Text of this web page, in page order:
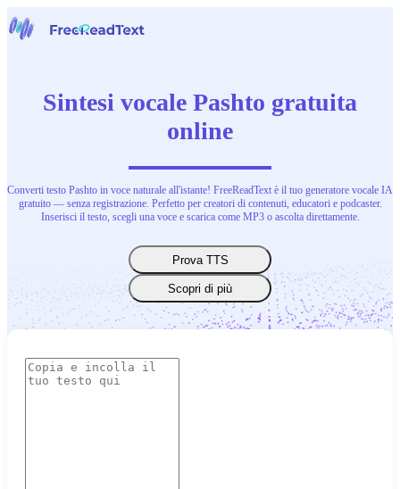
Strumenti
Italiano
Sintesi vocale Pashto gratuita
online
Converti testo Pashto in voce naturale all'istante! FreeReadText è il tuo generatore vocale IA
gratuito — senza registrazione. Perfetto per creatori di contenuti, educatori e podcaster.
Inserisci il testo, scegli una voce e scarica come MP3 o ascolta direttamente.
Prova TTS
Scopri di più